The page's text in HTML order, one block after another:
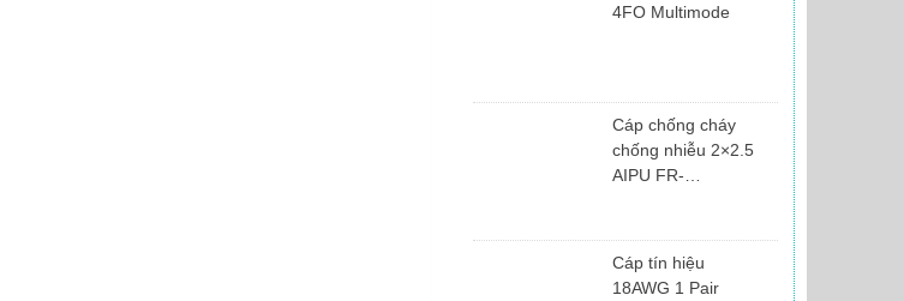
4FO Multimode
Cáp chống cháy
chống nhiễu 2×2.5
AIPU FR‐
Cáp tín hiệu
18AWG 1 Pair